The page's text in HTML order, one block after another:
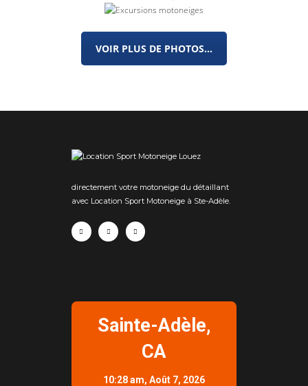
VOIR PLUS DE PHOTOS...
Louez
directement votre motoneige du détaillant
avec Location Sport Motoneige à Ste-Adèle.
Sainte-Adèle,
CA
10:28 am, Août 7, 2026